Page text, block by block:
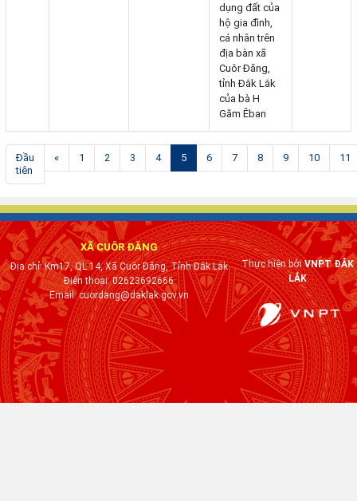
dụng đất của
hộ gia đình,
cá nhân trên
địa bàn xã
Cuôr Đăng,
tỉnh Đắk Lắk
của bà H
Găm Êban
Đầu
tiên
« 1 2 3 4 5(current)
6 7 8 9 10 11
XÃ CUÔR ĐĂNG
Địa chỉ: Km17, QL 14, Xã Cuôr Đăng, Tỉnh Đắk Lắk
Điện thoại: 02623692666
Email: cuordang@daklak.gov.vn
Thực hiện bởiVNPT ĐẮK
LẮK